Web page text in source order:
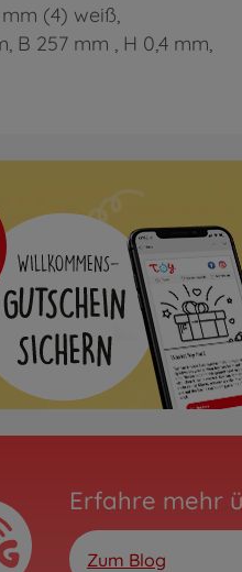
(4) weiß,
B 257 mm , H 0,4 mm,
Erfahre mehr
Zum Blog